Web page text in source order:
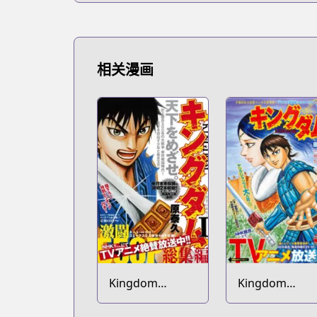
相关漫画
Kingdom
Soushuuhen
Kingdom
Bangai-hen